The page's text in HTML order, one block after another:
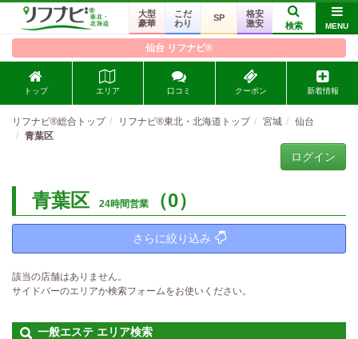
大型
豪華
こだ
わり
SP
格安
激安
検索 MENU
仙台 リフナビ®
トップ エリア 口コミ クーポン 新着情報
リフナビ®総合トップ リフナビ®東北・北海道トップ 宮城
仙台
青葉区
ログイン
青葉区 24時間営業 （0）
さらに絞り込み
該当の店舗はありません。
サイドバーのエリアか検索フォームをお使いください。
一般エステ エリア検索